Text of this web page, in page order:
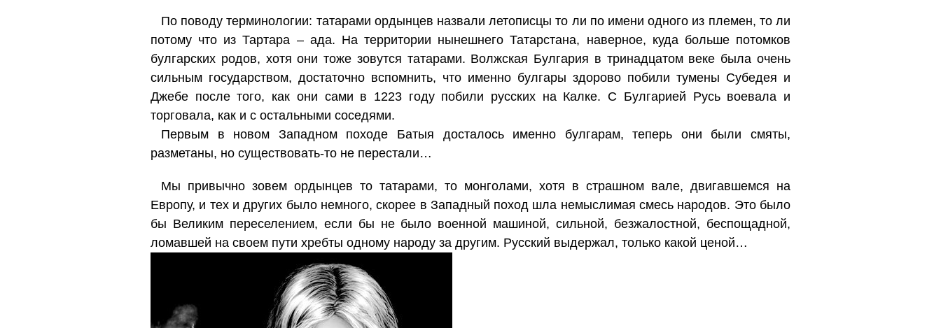
По поводу терминологии: татарами ордынцев назвали летописцы то ли по имени одного из племен, то ли
потому что из Тартара – ада. На территории нынешнего Татарстана, наверное, куда больше потомков
булгарских родов, хотя они тоже зовутся татарами. Волжская Булгария в тринадцатом веке была очень
сильным государством, достаточно вспомнить, что именно булгары здорово побили тумены Субедея и
Джебе после того, как они сами в 1223 году побили русских на Калке. С Булгарией Русь воевала и
торговала, как и с остальными соседями.
Первым в новом Западном походе Батыя досталось именно булгарам, теперь они были смяты,
разметаны, но существовать-то не перестали…
Мы привычно зовем ордынцев то татарами, то монголами, хотя в страшном вале, двигавшемся на
Европу, и тех и других было немного, скорее в Западный поход шла немыслимая смесь народов. Это было
бы Великим переселением, если бы не было военной машиной, сильной, безжалостной, беспощадной,
ломавшей на своем пути хребты одному народу за другим. Русский выдержал, только какой ценой…